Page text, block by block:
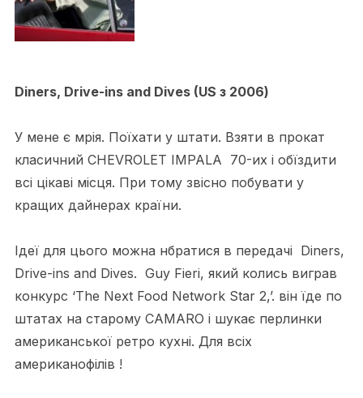
Diners, Drive-ins and Dives (US з 2006)
У мене є мрія. Поїхати у штати. Взяти в прокат
класичний CHEVROLET IMPALA 70-их і обїздити
всі цікаві місця. При тому звісно побувати у
кращих дайнерах країни.
Ідеї для цього можна нбратися в передачі Diners,
Drive-ins and Dives. Guy Fieri, який колись виграв
конкурс ‘The Next Food Network Star 2,’. він їде по
штатах на старому CAMARO і шукає перлинки
американської ретро кухні. Для всіх
американофілів !